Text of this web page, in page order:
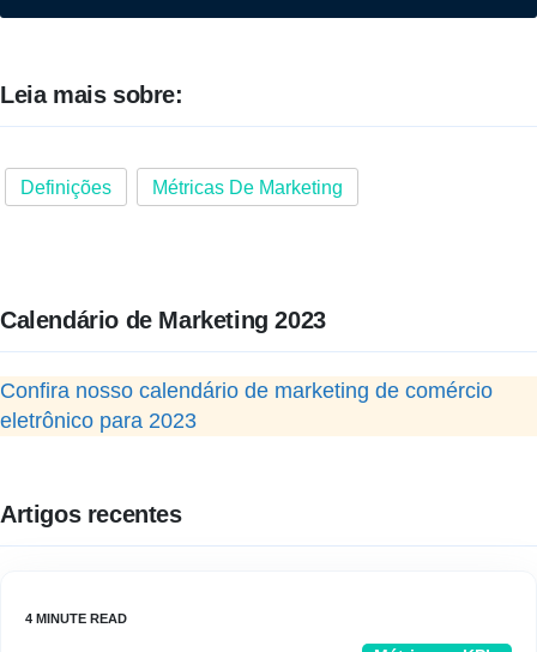
Leia mais sobre:
Definições Métricas De Marketing
Calendário de Marketing 2023
Confira nosso calendário de marketing de comércio
eletrônico para 2023
Artigos recentes